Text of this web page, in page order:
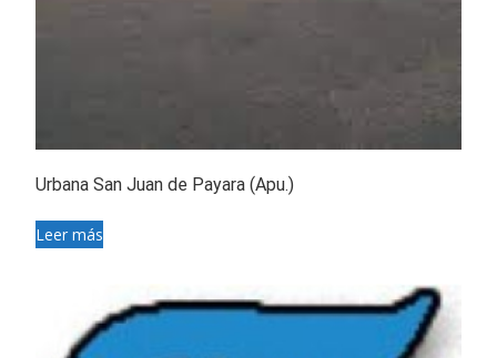
Urbana San Juan de Payara (Apu.)
Leer más